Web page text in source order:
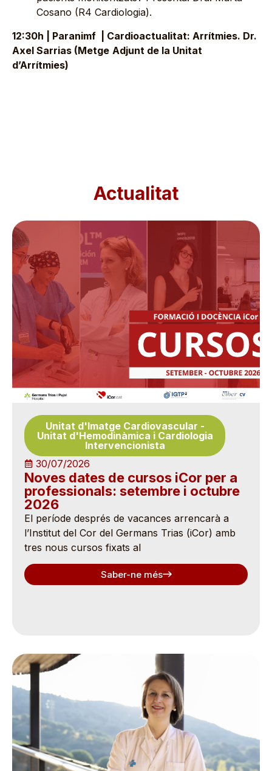
Cosano (R4 Cardiologia).
12:30h | Paranimf | Cardioactualitat: Arrítmies. Dr.
Axel Sarrias (Metge Adjunt de la Unitat
d’Arrítmies)
Actualitat
Unitat d'Imatge Cardiovascular -
Unitat d'Hemodinàmica i Cardiologia
Intervencionista
30/07/2026
Noves dates de cursos iCor per a
professionals: setembre i octubre
2026
El període després de vacances arrencarà a
l’Institut del Cor del Germans Trias (iCor) amb
tres nous cursos fixats al
Saber-ne més